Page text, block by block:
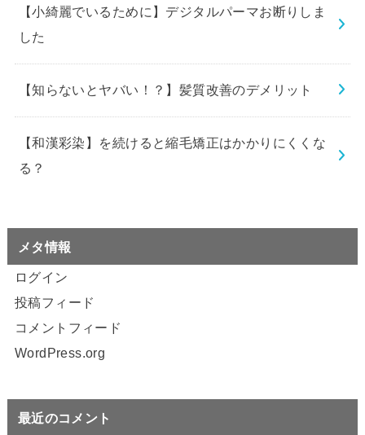
【小綺麗でいるために】デジタルパーマお断りしま
した
【知らないとヤバい！？】髪質改善のデメリット
【和漢彩染】を続けると縮毛矯正はかかりにくくな
る？
メタ情報
ログイン
投稿フィード
コメントフィード
WordPress.org
最近のコメント